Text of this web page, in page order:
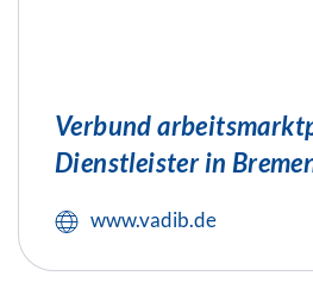
Verbund
Dienstleister in
www.vadib.de